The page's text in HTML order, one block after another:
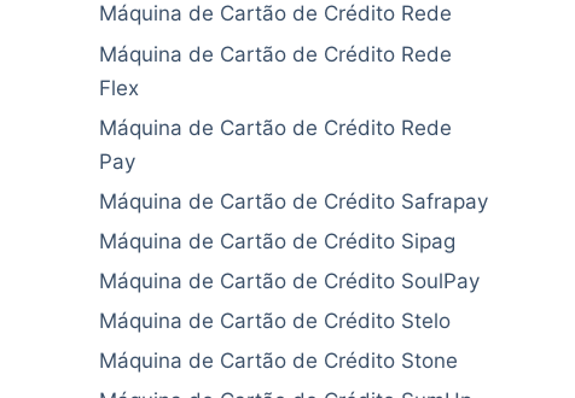
Máquina de Cartão de Crédito Rede
Máquina de Cartão de Crédito Rede
Flex
Máquina de Cartão de Crédito Rede
Pay
Máquina de Cartão de Crédito Safrapay
Máquina de Cartão de Crédito Sipag
Máquina de Cartão de Crédito SoulPay
Máquina de Cartão de Crédito Stelo
Máquina de Cartão de Crédito Stone